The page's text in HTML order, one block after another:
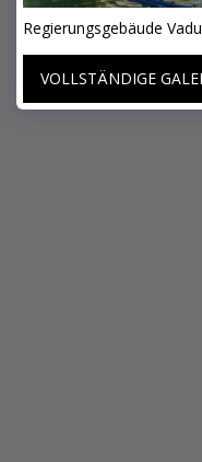
Regierungsgebäude
VOLLSTÄNDIGE